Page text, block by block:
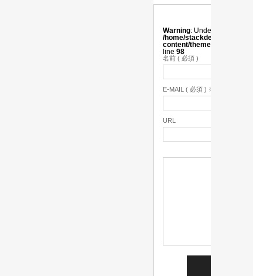
Warning : Undefined
/home/stackdesign/
content/themes/
line 98
名前 ( 必須 )
E-MAIL ( 必須 ) ※ 公開されま
URL